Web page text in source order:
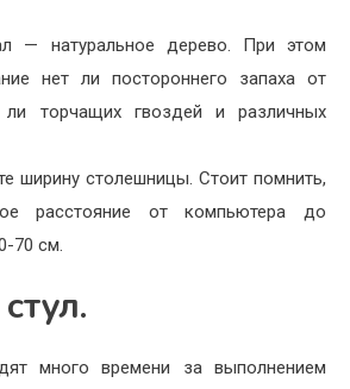
— натуральное дерево. При этом
нет ли постороннего запаха от
ли торчащих гвоздей и различных
ширину столешницы. Стоит помнить,
расстояние от компьютера до
70 см.
много времени за выполнением